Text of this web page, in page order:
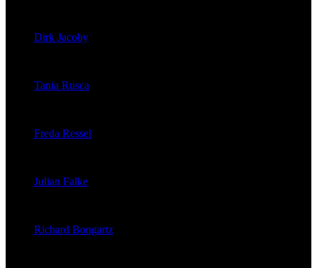
Dirk Jacoby
Tania Rusca
Freda Ressel
Julian Falke
Richard Bongartz